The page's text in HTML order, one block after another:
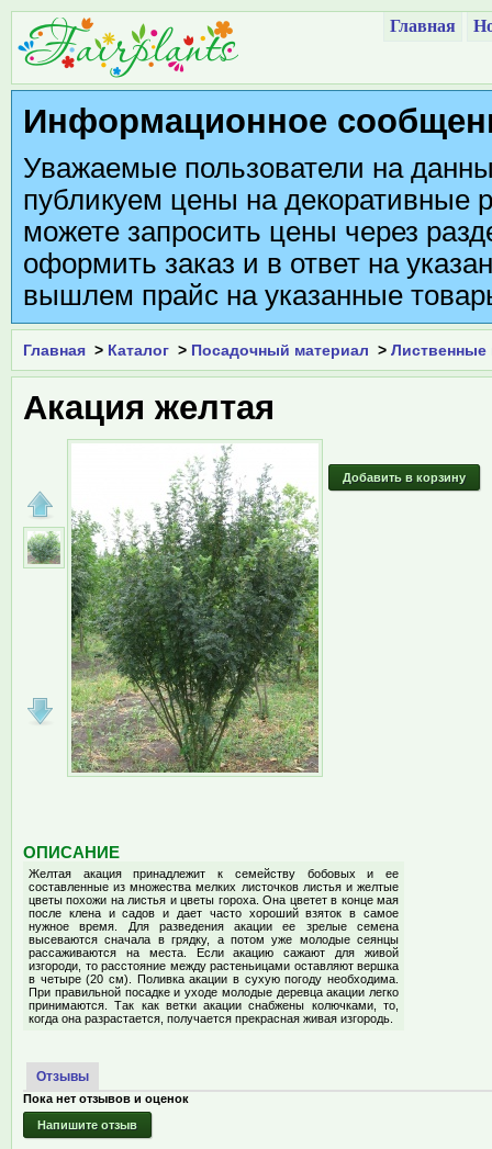
Главная
Информационное
Уважаемые пользователи на
публикуем цены на декоративные
можете запросить цены через
оформить заказ и в ответ на
вышлем прайс на указанные
Главная > Каталог > Посадочный материал > Лиственные
Акация желтая
Добавить в корзину
ОПИСАНИЕ
Желтая акация принадлежит к семейству бобовых и ее
составленные из множества мелких листочков листья и желтые
цветы похожи на листья и цветы гороха. Она цветет в конце мая
после клена и садов и дает часто хороший взяток в самое
нужное время. Для разведения акации ее зрелые семена
высеваются сначала в грядку, а потом уже молодые сеянцы
рассаживаются на места. Если акацию сажают для живой
изгороди, то расстояние между растеньицами оставляют вершка
в четыре (20 см). Поливка акации в сухую погоду необходима.
При правильной посадке и уходе молодые деревца акации легко
принимаются. Так как ветки акации снабжены колючками, то,
когда она разрастается, получается прекрасная живая изгородь.
Отзывы
Пока нет отзывов и оценок
Напишите отзыв